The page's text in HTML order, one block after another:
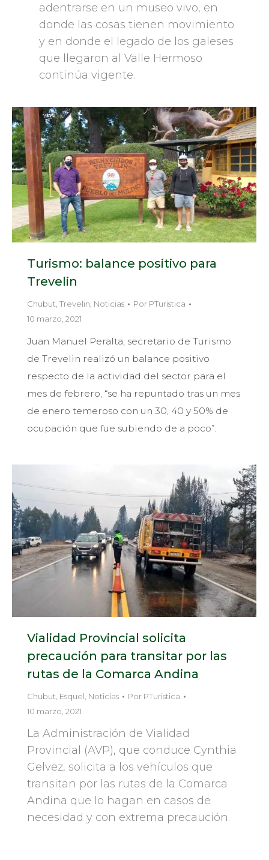
adentrarse en un museo vivo, en
donde las cosas tienen movimiento
y en donde el legado de los galeses
que llegaron al Valle Hermoso
continúa vigente.
Turismo: balance positivo para
Trevelin
Chubut Trevelin Noticias Por PTuristica
10 marzo, 2021
Juan Manuel Peralta, secretario de Turismo
de Trevelin realizó un balance positivo
respecto de la actividad del sector para el
mes de febrero, “se ha repuntado tras un mes
de enero temeroso con un 30, 40 y 50% de
ocupación que fue subiendo de a poco”.
Vialidad Provincial solicita
precaución para transitar por las
rutas de la Comarca Andina
Chubut Esquel Noticias Por PTuristica
10 marzo, 2021
La Administración de Vialidad
Provincial (AVP), que conduce Cynthia
Gelvez, solicita a los vehículos que
transitan por las rutas de la Comarca
Andina que lo hagan en casos de
necesidad y con extrema precaución.